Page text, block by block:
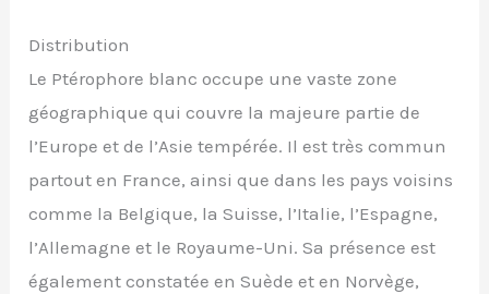
Distribution
Le Ptérophore blanc occupe une vaste zone
géographique qui couvre la majeure partie de
l’Europe et de l’Asie tempérée. Il est très commun
partout en France, ainsi que dans les pays voisins
comme la Belgique, la Suisse, l’Italie, l’Espagne,
l’Allemagne et le Royaume-Uni. Sa présence est
également constatée en Suède et en Norvège,